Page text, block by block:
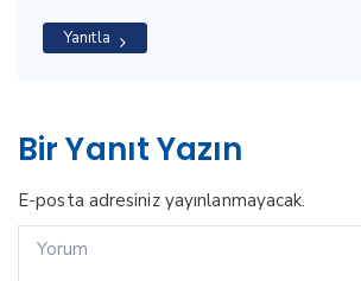
Yanıtla
Bir Yanıt Yazın
E-posta adresiniz yayınlanmayacak.